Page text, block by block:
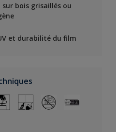
bois grisaillés ou
et durabilité du film